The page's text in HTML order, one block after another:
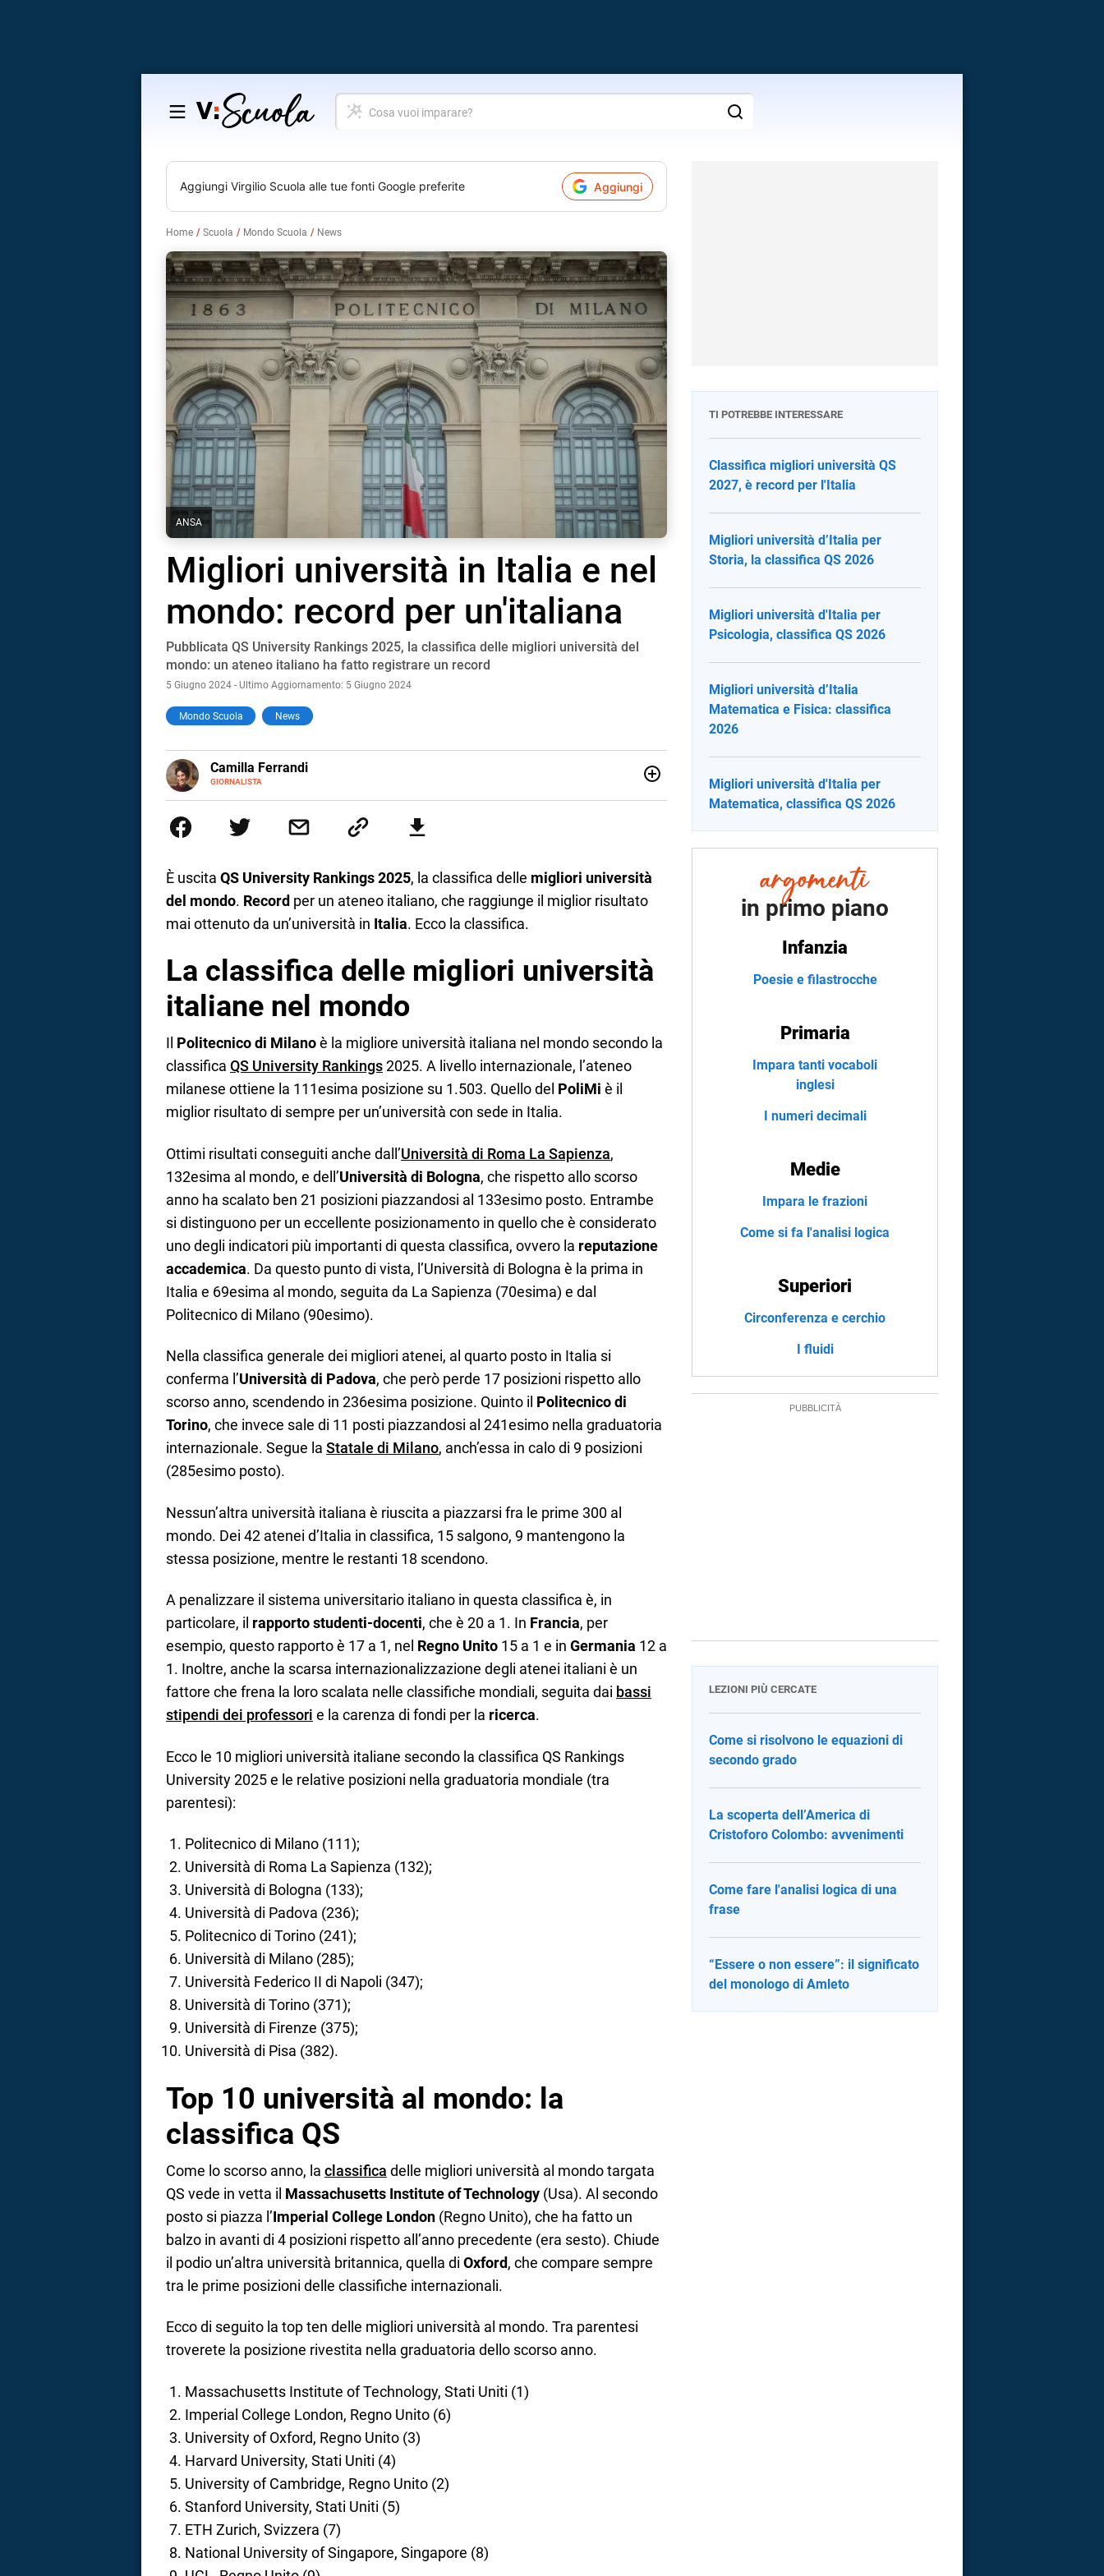
Salta
contenuto
Cosa
vuoi
Aggiungi Virgilio Scuola alle tue fonti Google preferite Aggiungi
Home Scuola Mondo Scuola News
ANSA
Migliori università in Italia e nel
mondo: record per un'italiana
Pubblicata QS University Rankings 2025, la classifica delle migliori università del
mondo: un ateneo italiano ha fatto registrare un record
5 Giugno 2024 - Ultimo Aggiornamento: 5 Giugno 2024
Mondo Scuola News
Camilla Ferrandi
GIORNALISTA
E-
MAIL
LINKEDIN
più fermata. L’attualità è il mio pane quotidiano, i libri la mia via per evadere e viaggiare con
la mente.
È uscita QS University Rankings 2025, la classifica delle migliori università
del mondo. Record per un ateneo italiano, che raggiunge il miglior risultato
mai ottenuto da un’università in Italia. Ecco la classifica.
La classifica delle migliori università
italiane nel mondo
Il Politecnico di Milanoè la migliore università italiana nel mondo secondo la
classifica QS University Rankings2025. A livello internazionale, l’ateneo
milanese ottiene la 111esima posizione su 1.503. Quello del PoliMi è il
miglior risultato di sempre per un’università con sede in Italia.
Ottimi risultati conseguiti anche dall’Università di Roma La Sapienza,
132esima al mondo, e dell’Università di Bologna, che rispetto allo scorso
anno ha scalato ben 21 posizioni piazzandosi al 133esimo posto. Entrambe
si distinguono per un eccellente posizionamento in quello che è considerato
uno degli indicatori più importanti di questa classifica, ovvero la reputazione
accademica. Da questo punto di vista, l’Università di Bologna è la prima in
Italia e 69esima al mondo, seguita da La Sapienza (70esima) e dal
Politecnico di Milano (90esimo).
Nella classifica generale dei migliori atenei, al quarto posto in Italia si
conferma l’Università di Padova, che però perde 17 posizioni rispetto allo
scorso anno, scendendo in 236esima posizione. Quinto il Politecnico di
Torino, che invece sale di 11 posti piazzandosi al 241esimo nella graduatoria
internazionale. Segue la Statale di Milano, anch’essa in calo di 9 posizioni
(285esimo posto).
Nessun’altra università italiana è riuscita a piazzarsi fra le prime 300 al
mondo. Dei 42 atenei d’Italia in classifica, 15 salgono, 9 mantengono la
stessa posizione, mentre le restanti 18 scendono.
A penalizzare il sistema universitario italiano in questa classifica è, in
particolare, il rapporto studenti-docenti, che è 20 a 1. In Francia, per
esempio, questo rapporto è 17 a 1, nel Regno Unito 15 a 1 e in Germania 12 a
1. Inoltre, anche la scarsa internazionalizzazione degli atenei italiani è un
fattore che frena la loro scalata nelle classifiche mondiali, seguita dai bassi
stipendi dei professori e la carenza di fondi per la ricerca.
Ecco le 10 migliori università italiane secondo la classifica QS Rankings
University 2025 e le relative posizioni nella graduatoria mondiale (tra
parentesi):
Politecnico di Milano (111);
Università di Roma La Sapienza (132);
Università di Bologna (133);
Università di Padova (236);
Politecnico di Torino (241);
Università di Milano (285);
Università Federico II di Napoli (347);
Università di Torino (371);
Università di Firenze (375);
Università di Pisa (382).
Top 10 università al mondo: la
classifica QS
Come lo scorso anno, la classifica delle migliori università al mondo targata
QS vede in vetta il Massachusetts Institute of Technology (Usa). Al secondo
posto si piazza l’Imperial College London (Regno Unito), che ha fatto un
balzo in avanti di 4 posizioni rispetto all’anno precedente (era sesto). Chiude
il podio un’altra università britannica, quella di Oxford, che compare sempre
tra le prime posizioni delle classifiche internazionali.
Ecco di seguito la top ten delle migliori università al mondo. Tra parentesi
troverete la posizione rivestita nella graduatoria dello scorso anno.
Massachusetts Institute of Technology, Stati Uniti (1)
Imperial College London, Regno Unito (6)
University of Oxford, Regno Unito (3)
Harvard University, Stati Uniti (4)
University of Cambridge, Regno Unito (2)
Stanford University, Stati Uniti (5)
ETH Zurich, Svizzera (7)
National University of Singapore, Singapore (8)
TI POTREBBE INTERESSARE
Classifica migliori università QS
2027, è record per l'Italia
Migliori università d’Italia per
Storia, la classifica QS 2026
Migliori università d'Italia per
Psicologia, classifica QS 2026
Migliori università d’Italia
Matematica e Fisica: classifica
2026
Migliori università d'Italia per
Matematica, classifica QS 2026
in primo piano
Infanzia
Poesie e filastrocche
Primaria
Impara tanti vocaboli
inglesi
I numeri decimali
Medie
Impara le frazioni
Come si fa l'analisi logica
Superiori
Circonferenza e cerchio
I fluidi
LEZIONI PIÙ CERCATE
Come si risolvono le equazioni di
secondo grado
La scoperta dell’America di
Cristoforo Colombo: avvenimenti
Come fare l'analisi logica di una
frase
“Essere o non essere”: il significato
del monologo di Amleto